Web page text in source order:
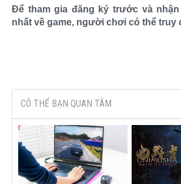
Để tham gia đăng ký trước và
nhất về game, người chơi có thể truy
CÓ THỂ BẠN QUAN TÂM